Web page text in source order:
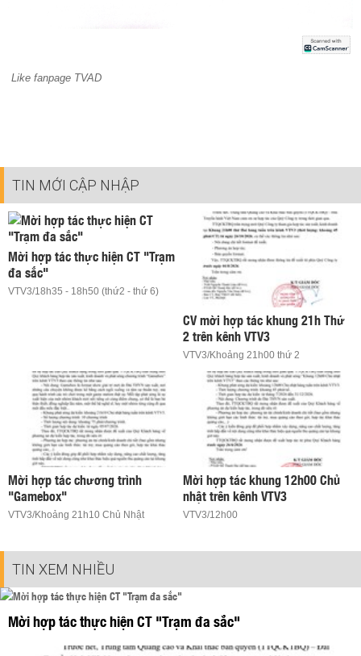
Like fanpage TVAD
TIN MỚI CẬP NHẬP
Mời hợp tác thực hiện CT "Trạm
đa sắc"
VTV3/18h35 - 18h50 (thứ2 - thứ 6)
CV mời hợp tác khung 21h Thứ
2 trên kênh VTV3
VTV3/Khoảng 21h00 thứ 2
Mời hợp tác chương trình
"Gamebox"
VTV3/Khoảng 21h10 Chủ Nhật
Mời hợp tác khung 12h00 Chủ
nhật trên kênh VTV3
VTV3/12h00
TIN XEM NHIỀU
Mời hợp tác thực hiện CT "Trạm đa sắc"